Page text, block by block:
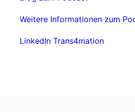
Weitere Informationen zum
LinkedIn Trans4mation